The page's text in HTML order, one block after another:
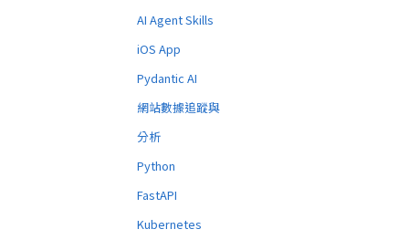
AI Agent Skills
iOS App
Pydantic AI
網站數據追蹤與
分析
Python
FastAPI
Kubernetes